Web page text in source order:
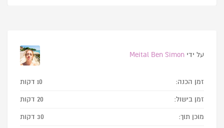
על ידי Meital Ben Simon
זמן הכנה: 10 דקות
זמן בישול: 20 דקות
מוכן תוך: 30 דקות